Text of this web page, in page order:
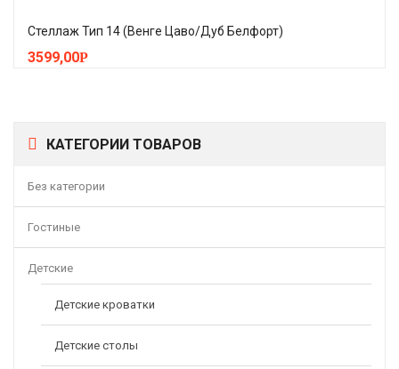
Стеллаж Тип 14 (Венге Цаво/Дуб Белфорт)
3599,00Р
КАТЕГОРИИ ТОВАРОВ
Без категории
Гостиные
Детские
Детские кроватки
Детские столы